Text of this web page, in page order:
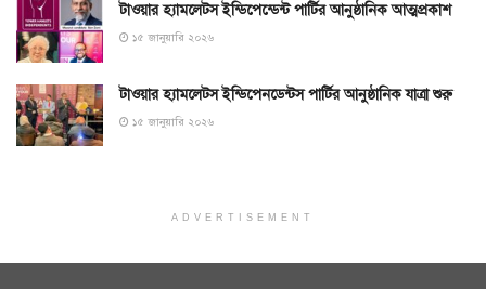
টাওয়ার হ্যামলেটস ইন্ডিপেন্ডেন্ট পার্টির আনুষ্ঠানিক আত্মপ্রকাশ
১৫ জানুয়ারি ২০২৬
টাওয়ার হ্যামলেটস ইন্ডিপেনডেন্টস পার্টির আনুষ্ঠানিক যাত্রা শুরু
১৫ জানুয়ারি ২০২৬
ADVERTISEMENT